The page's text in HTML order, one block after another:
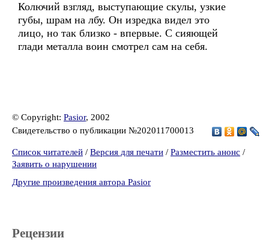
Колючий взгляд, выступающие скулы, узкие
губы, шрам на лбу. Он изредка видел это
лицо, но так близко - впервые. С сияющей
глади металла воин смотрел сам на себя.
© Copyright: Pasior, 2002
Свидетельство о публикации №202011700013
Список читателей / Версия для печати / Разместить анонс /
Заявить о нарушении
Другие произведения автора Pasior
Рецензии